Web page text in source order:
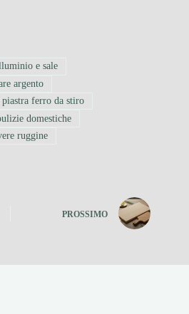
e sale
argento
ferro da stiro
domestiche
ruggine
PROSSIMO